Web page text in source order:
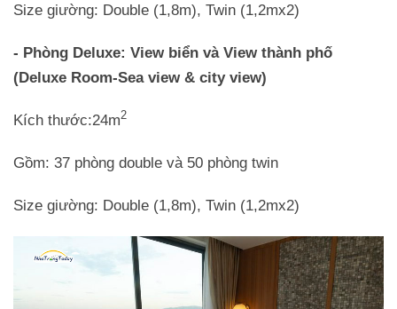
Size giường: Double (1,8m), Twin (1,2mx2)
- Phòng Deluxe: View biển và View thành phố
(Deluxe Room-Sea view & city view)
Kích thước:24m2
Gồm: 37 phòng double và 50 phòng twin
Size giường: Double (1,8m), Twin (1,2mx2)